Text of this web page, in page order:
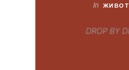
In ЖИВОТ